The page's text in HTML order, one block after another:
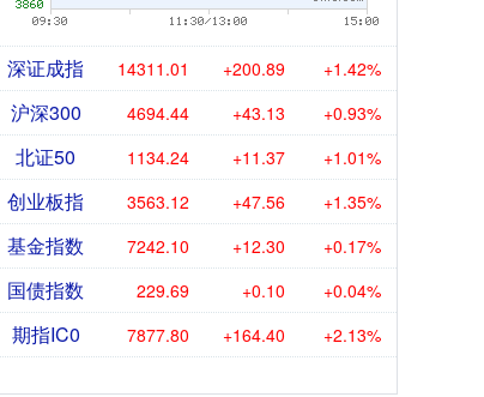
深证成指 14311.01 +200.89 +1.42%
沪深300 4694.44 +43.13 +0.93%
北证50 1134.24 +11.37 +1.01%
创业板指 3563.12 +47.56 +1.35%
基金指数 7242.10 +12.30 +0.17%
国债指数 229.69 +0.10 +0.04%
期指IC0 7877.80 +164.40 +2.13%